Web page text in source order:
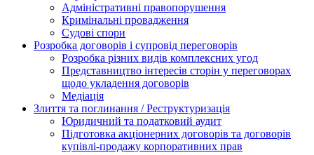
Адміністративні правопорушення
Кримінальні провадження
Судові спори
Розробка договорів і супровід переговорів
Розробка різних видів комплексних угод
Представництво інтересів сторін у переговорах
щодо укладення договорів
Медіація
Злиття та поглинання / Реструктуризація
Юридичний та податковий аудит
Підготовка акціонерних договорів та договорів
купівлі-продажу корпоративних прав